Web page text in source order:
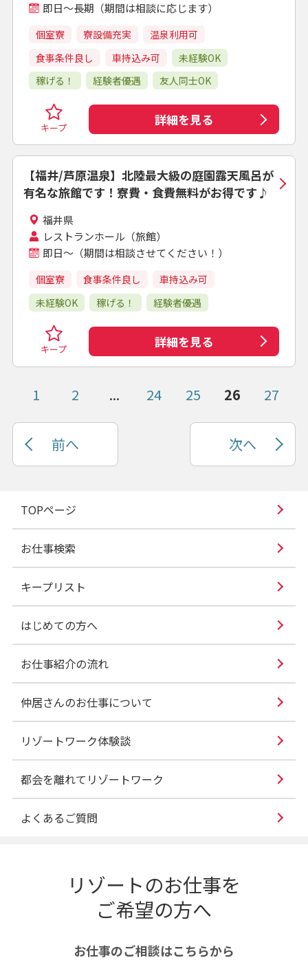
即日～長期（期間は相談に応じます）
個室寮 寮設備充実
温泉利用可
食事条件良し
車持込み可
未経験OK
稼げる！
経験者優遇 友人同士OK
キープ 詳細を見る
【福井/芦原温泉】北陸最大級の庭園露天風呂が
有名な旅館です！寮費・食費無料がお得です♪
福井県
レストランホール（旅館）
即日～（期間は相談させてください！）
個室寮 食事条件良し
車持込み可
未経験OK
稼げる！ 経験者優遇
キープ 詳細を見る
1 2 ... 24 25 26 27
前へ 次へ
TOPページ
お仕事検索
キープリスト
はじめての方へ
お仕事紹介の流れ
仲居さんのお仕事について
リゾートワーク体験談
都会を離れてリゾートワーク
よくあるご質問
リゾートのお仕事を
ご希望の方へ
お仕事のご相談はこちらから